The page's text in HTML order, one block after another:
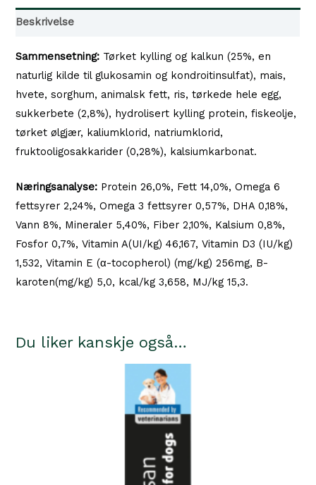
antall
Beskrivelse
Sammensetning: Tørket kylling og kalkun (25%, en
naturlig kilde til glukosamin og kondroitinsulfat), mais,
hvete, sorghum, animalsk fett, ris, tørkede hele egg,
sukkerbete (2,8%), hydrolisert kylling protein, fiskeolje,
tørket ølgjær, kaliumklorid, natriumklorid,
fruktooligosakkarider (0,28%), kalsiumkarbonat.
Næringsanalyse: Protein 26,0%, Fett 14,0%, Omega 6
fettsyrer 2,24%, Omega 3 fettsyrer 0,57%, DHA 0,18%,
Vann 8%, Mineraler 5,40%, Fiber 2,10%, Kalsium 0,8%,
Fosfor 0,7%, Vitamin A(UI/kg) 46,167, Vitamin D3 (IU/kg)
1,532, Vitamin E (α-tocopherol) (mg/kg) 256mg, B-
karoten(mg/kg) 5,0, kcal/kg 3,658, MJ/kg 15,3.
Du liker kanskje også…